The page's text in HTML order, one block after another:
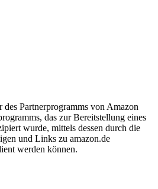
des Partnerprogramms von Amazon
das zur Bereitstellung eines
wurde, mittels dessen durch die
und Links zu amazon.de
werden können.